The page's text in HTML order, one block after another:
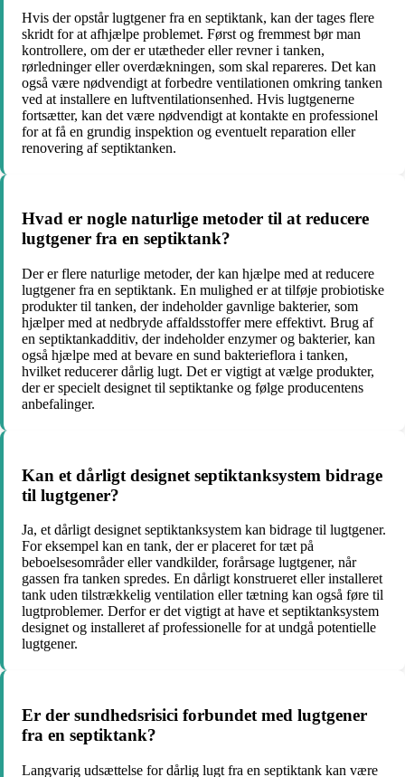
Hvis der opstår lugtgener fra en septiktank, kan der tages flere
skridt for at afhjælpe problemet. Først og fremmest bør man
kontrollere, om der er utætheder eller revner i tanken,
rørledninger eller overdækningen, som skal repareres. Det kan
også være nødvendigt at forbedre ventilationen omkring tanken
ved at installere en luftventilationsenhed. Hvis lugtgenerne
fortsætter, kan det være nødvendigt at kontakte en professionel
for at få en grundig inspektion og eventuelt reparation eller
renovering af septiktanken.
Hvad er nogle naturlige metoder til at reducere
lugtgener fra en septiktank?
Der er flere naturlige metoder, der kan hjælpe med at reducere
lugtgener fra en septiktank. En mulighed er at tilføje probiotiske
produkter til tanken, der indeholder gavnlige bakterier, som
hjælper med at nedbryde affaldsstoffer mere effektivt. Brug af
en septiktankadditiv, der indeholder enzymer og bakterier, kan
også hjælpe med at bevare en sund bakterieflora i tanken,
hvilket reducerer dårlig lugt. Det er vigtigt at vælge produkter,
der er specielt designet til septiktanke og følge producentens
anbefalinger.
Kan et dårligt designet septiktanksystem bidrage
til lugtgener?
Ja, et dårligt designet septiktanksystem kan bidrage til lugtgener.
For eksempel kan en tank, der er placeret for tæt på
beboelsesområder eller vandkilder, forårsage lugtgener, når
gassen fra tanken spredes. En dårligt konstrueret eller installeret
tank uden tilstrækkelig ventilation eller tætning kan også føre til
lugtproblemer. Derfor er det vigtigt at have et septiktanksystem
designet og installeret af professionelle for at undgå potentielle
lugtgener.
Er der sundhedsrisici forbundet med lugtgener
fra en septiktank?
Langvarig udsættelse for dårlig lugt fra en septiktank kan være